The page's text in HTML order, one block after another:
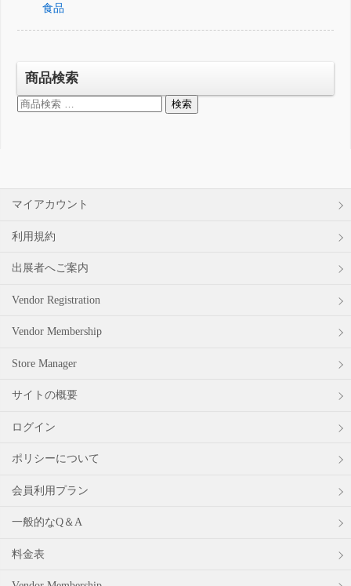
食品
商品検索
検
検索
マイアカウント
利用規約
出展者へご案内
Vendor Registration
Vendor Membership
Store Manager
サイトの概要
ログイン
ポリシーについて
会員利用プラン
一般的なQ＆A
料金表